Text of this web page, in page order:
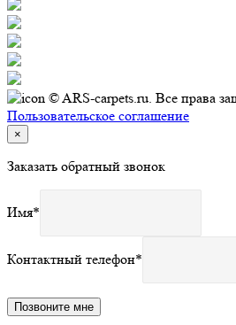
© ARS-carpets.ru. Все права
Пользовательское соглашение
×
Заказать обратный звонок
Имя*
Контактный телефон*